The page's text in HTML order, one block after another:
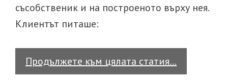
съсобственик и на построеното върху нея.
Клиентът питаше:
Продължете към цялата статия…
става